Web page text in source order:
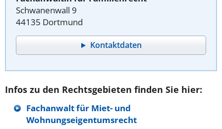
Schwanenwall 9
44135 Dortmund
Kontaktdaten
Infos zu den Rechtsgebieten finden Sie hier:
Fachanwalt für Miet- und
Wohnungseigentumsrecht